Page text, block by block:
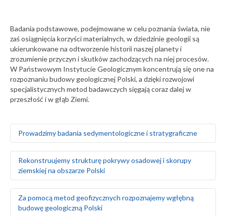
Badania podstawowe, podejmowane w celu poznania świata, nie
zaś osiągnięcia korzyści materialnych, w dziedzinie geologii są
ukierunkowane na odtworzenie historii naszej planety i
zrozumienie przyczyn i skutków zachodzących na niej procesów.
W Państwowym Instytucie Geologicznym koncentrują się one na
rozpoznaniu budowy geologicznej Polski, a dzięki rozwojowi
specjalistycznych metod badawczych sięgają coraz dalej w
przeszłość i w głąb Ziemi.
Prowadzimy badania sedymentologiczne i stratygraficzne
występujących na obszarze Polski i Europy, zarówno na
powierzchni ziemi, jak i głęboko pod nią
Za pomocą badań makrofaunistycznych,
makroflorystycznych, mikro- i makroplaeontologicznych
oraz palinologicznych określamy wiek skał
Tworzymy podziały litostratygraficzne stratygrafii
Rekonstruujemy strukturę pokrywy osadowej i skorupy
ziemskiej na obszarze Polski
podstawie analizy strukturalnej w odsłonięciach
powierzchniowych i otworach wiertniczych
Za pomocą metod geofizycznych rozpoznajemy wgłębną
budowę geologiczną Polski